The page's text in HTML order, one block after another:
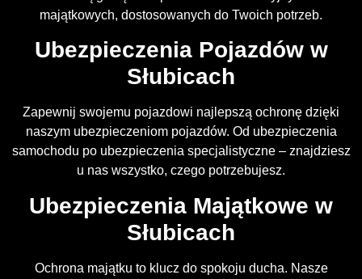
majątkowych, dostosowanych do Twoich potrzeb.
Ubezpieczenia Pojazdów w
Słubicach
Zapewnij swojemu pojazdowi najlepszą ochronę dzięki
naszym ubezpieczeniom pojazdów. Od ubezpieczenia
samochodu po ubezpieczenia specjalistyczne – znajdziesz
u nas wszystko, czego potrzebujesz.
Ubezpieczenia Majątkowe w
Słubicach
Ochrona majątku to klucz do spokoju ducha. Nasze